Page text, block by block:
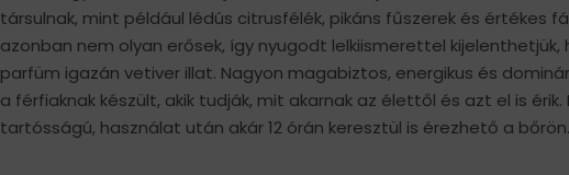
társulnak, mint például lédús citrusfélék, pikáns fűszerek és értékes
azonban nem olyan erősek, így nyugodt lelkiismerettel kijelenthetjük,
parfüm igazán vetiver illat. Nagyon magabiztos, energikus és
a férfiaknak készült, akik tudják, mit akarnak az élettől és azt el is érik.
tartósságú, használat után akár 12 órán keresztül is érezhető a bőrön.